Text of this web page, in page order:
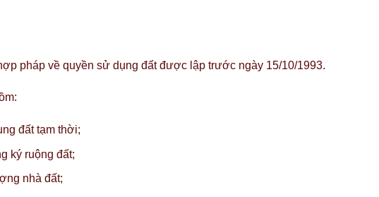
pháp về quyền sử dụng đất được lập trước ngày 15/10/1993.
đất tạm thời;
ký ruộng đất;
nhà đất;